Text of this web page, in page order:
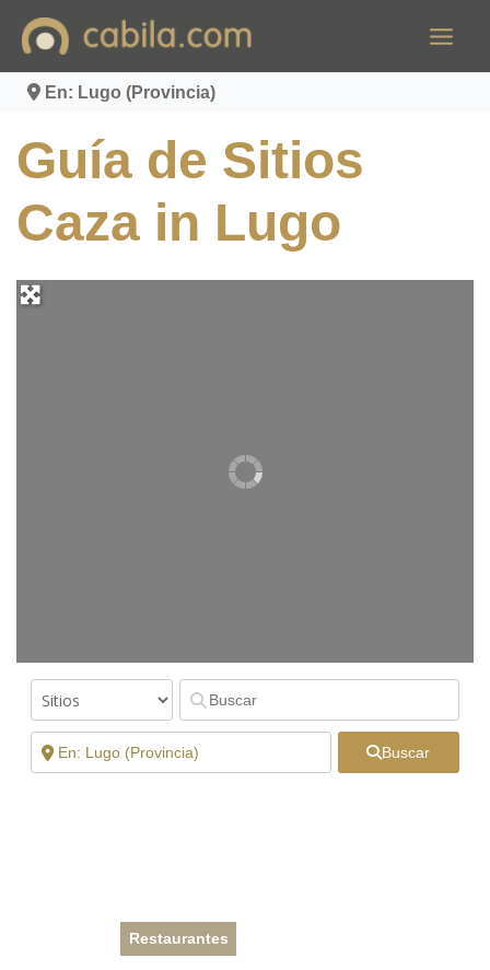
contenido
En: Lugo (Provincia)
Guía de Sitios
Caza in Lugo
Buscar
Restaurantes